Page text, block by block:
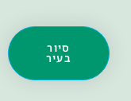
סיור
בעיר